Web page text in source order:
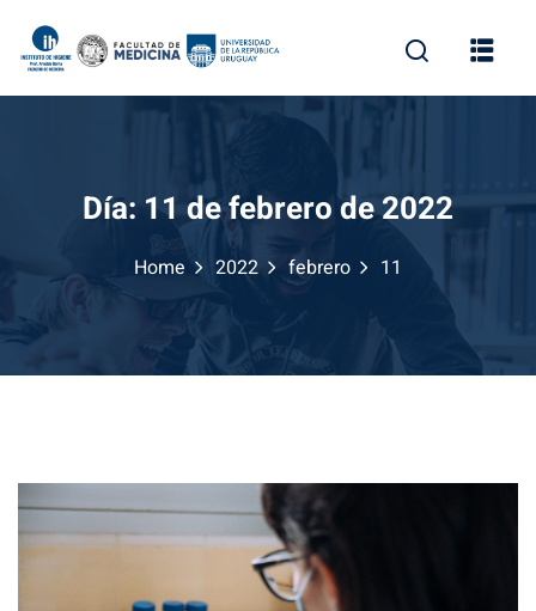
content
Día: 11 de febrero de 2022
Home 2022 febrero 11